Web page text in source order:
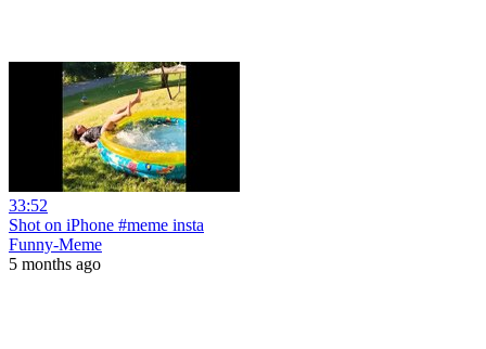
33:52
Shot on iPhone #meme insta
Funny-Meme
5 months ago